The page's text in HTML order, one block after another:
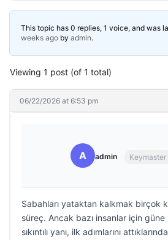
This topic has 0 replies, 1 voice, and was
weeks ago by admin.
Viewing 1 post (of 1 total)
06/22/2026 at 6:53 pm
A admin Keymaster
Sabahları yataktan kalkmak birçok
süreç. Ancak bazı insanlar için güne
sıkıntılı yanı, ilk adımlarını